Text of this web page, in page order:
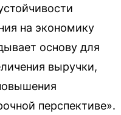
на экономику
основу для
выручки,
перспективе».